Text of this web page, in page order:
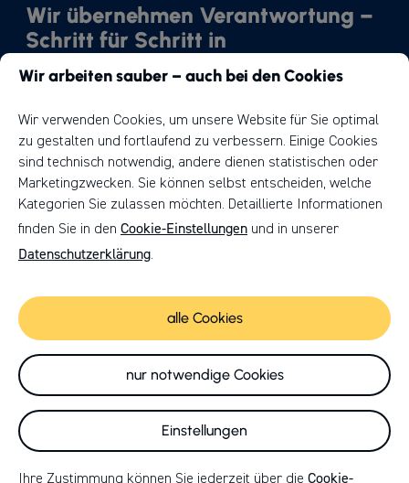
Interessiert? Dann starte
Wir übernehmen Verantwortung –
Schritt für Schritt in
Richtung Nachhaltigkeit.
Unser Weg
Anfahrt
Impressum
Wir arbeiten sauber – auch bei den Cookies
Wir verwenden Cookies, um unsere Website für Sie optimal
zu gestalten und fortlaufend zu verbessern. Einige Cookies
sind technisch notwendig, andere dienen statistischen oder
Marketingzwecken. Sie können selbst entscheiden, welche
Kategorien Sie zulassen möchten. Detaillierte Informationen
finden Sie in den Cookie-Einstellungen und in unserer
Datenschutzerklärung.
alle Cookies
nur notwendige Cookies
Einstellungen
Ihre Zustimmung können Sie jederzeit über die Cookie-